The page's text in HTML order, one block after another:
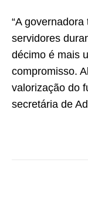
“A
servidores
décimo é mais
compromisso.
valorização do
secretária de